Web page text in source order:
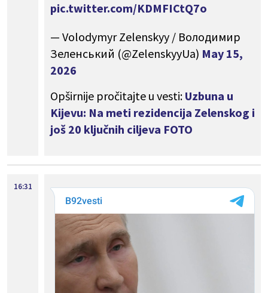
pic.twitter.com/KDMFICtQ7o
— Volodymyr Zelenskyy / Володимир
Зеленський (@ZelenskyyUa) May 15,
2026
Opširnije pročitajte u vesti: Uzbuna u
Kijevu: Na meti rezidencija Zelenskog i
još 20 ključnih ciljeva FOTO
16:31